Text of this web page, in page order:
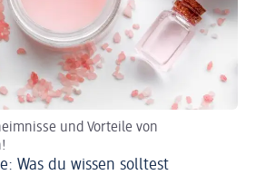
und Vorteile von
Was du wissen solltest